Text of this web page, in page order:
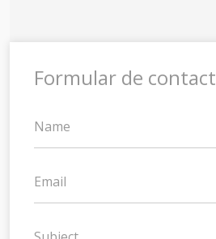
Formular de contact